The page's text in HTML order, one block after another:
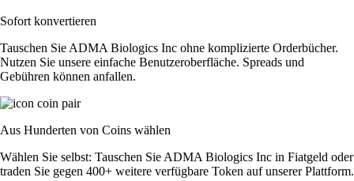
Sofort konvertieren
Tauschen Sie ADMA Biologics Inc ohne komplizierte Orderbücher.
Nutzen Sie unsere einfache Benutzeroberfläche. Spreads und
Gebühren können anfallen.
Aus Hunderten von Coins wählen
Wählen Sie selbst: Tauschen Sie ADMA Biologics Inc in Fiatgeld oder
traden Sie gegen 400+ weitere verfügbare Token auf unserer Plattform.